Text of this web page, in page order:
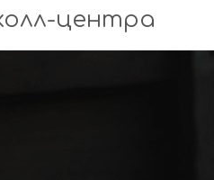
центра